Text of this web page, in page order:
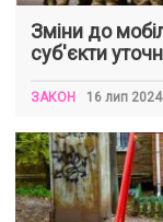
Зміни до
суб'єкти
ЗАКОН 16 лип 2024